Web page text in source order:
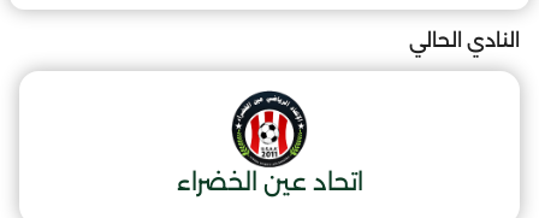
النادي الحالي
اتحاد عين الخضراء